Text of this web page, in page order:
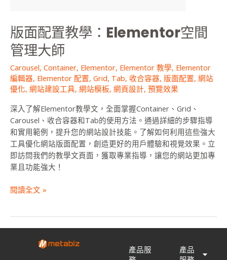
版面配置教學：Elementor空間
管理大師
Carousel, Container, Elementor, Elementor 教學, Elementor
編輯器, Elementor 配置, Grid, Tab, 收合容器, 版面配置, 網站
優化, 網站建設工具, 網站模板, 網頁設計, 預覽效果
深入了解Elementor教學文，全面掌握Container、Grid、
Carousel、收合容器和Tab的使用方法。通過詳細的步驟指導
和實用範例，提升您的網站設計技能。了解如何利用這些強大
工具優化網站版面配置，創造更好的用戶體驗和視覺效果。立
即訪問我們的教學文頁面，獲取專業指導，讓您的網站更加專
業且功能強大！
間
管
理
大
師
閱讀全文 »
產品服
產品